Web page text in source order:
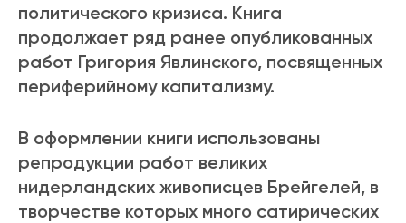
политического кризиса. Книга
продолжает ряд ранее опубликованных
работ Григория Явлинского, посвященных
периферийному капитализму.
В оформлении книги использованы
репродукции работ великих
нидерландских живописцев Брейгелей, в
творчестве которых много сатирических